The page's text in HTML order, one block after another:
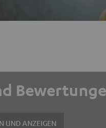
UND ANZEIGEN